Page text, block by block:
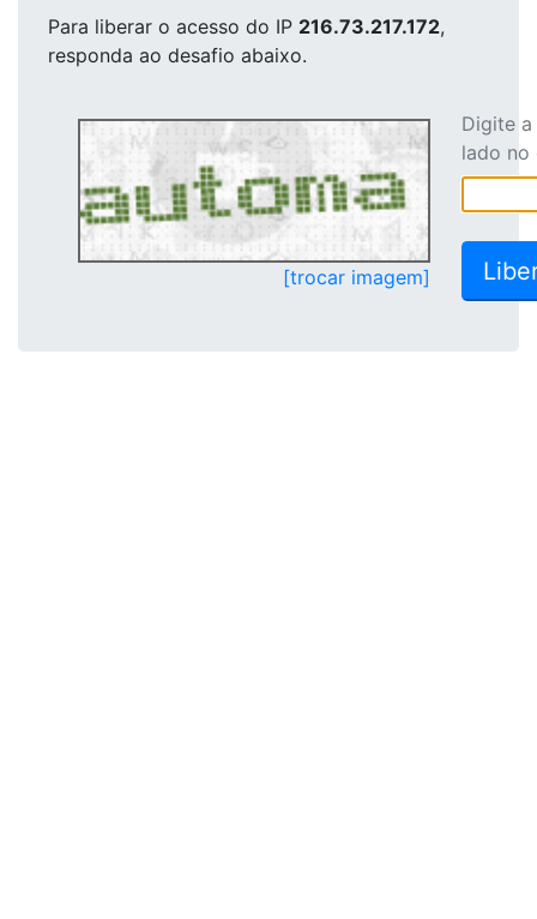
Para liberar o acesso do IP 216.73.217.172,
responda ao desafio abaixo.
[trocar imagem]
Digite
lado no